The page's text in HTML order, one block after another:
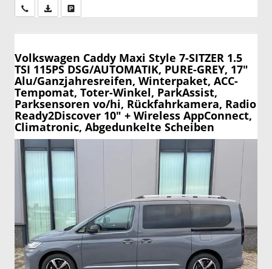
Wir rufen Sie anPDF-Datei, Fahrzeugexposé drucken
Volkswagen Caddy Maxi Style 7-SITZER 1.5
TSI 115PS DSG/AUTOMATIK, PURE-GREY, 17"
Alu/Ganzjahresreifen, Winterpaket, ACC-
Tempomat, Toter-Winkel, ParkAssist,
Parksensoren vo/hi, Rückfahrkamera, Radio
Ready2Discover 10" + Wireless AppConnect,
Climatronic, Abgedunkelte Scheiben